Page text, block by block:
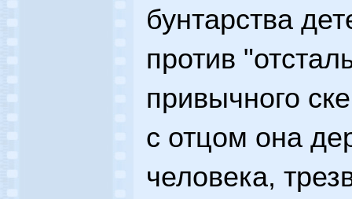
бунтарства
против
привычного
с отцом она
человека,